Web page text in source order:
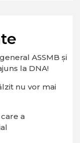
ASSMB și
la DNA!
nu vor mai
a